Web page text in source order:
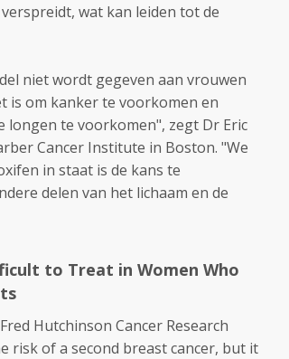
wat kan leiden tot de
niet wordt gegeven aan vrouwen
is om kanker te voorkomen en
longen te voorkomen", zegt Dr Eric
Cancer Institute in Boston. "We
in staat is de kans te
delen van het lichaam en de
to Treat in Women Who
Hutchinson Cancer Research
risk of a second breast cancer, but it